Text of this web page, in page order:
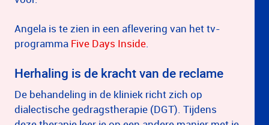
Angela is te zien in een aflevering van het tv-
programma Five Days Inside.
Herhaling is de kracht van de reclame
De behandeling in de kliniek richt zich op
dialectische gedragstherapie (DGT). Tijdens